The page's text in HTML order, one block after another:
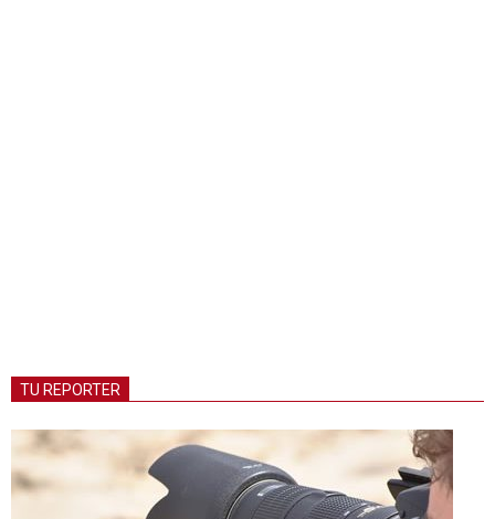
TU REPORTER